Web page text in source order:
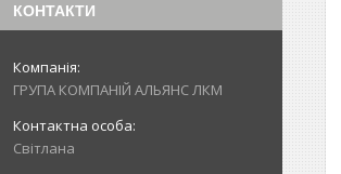
КОНТАКТИ
ГРУПА КОМПАНІЙ АЛЬЯНС ЛКМ
Світлана